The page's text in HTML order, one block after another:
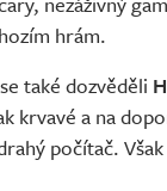
hrám.
také dozvěděli
krvavé a na
počítač.